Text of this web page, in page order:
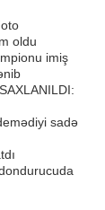
oldu
imiş
sadə